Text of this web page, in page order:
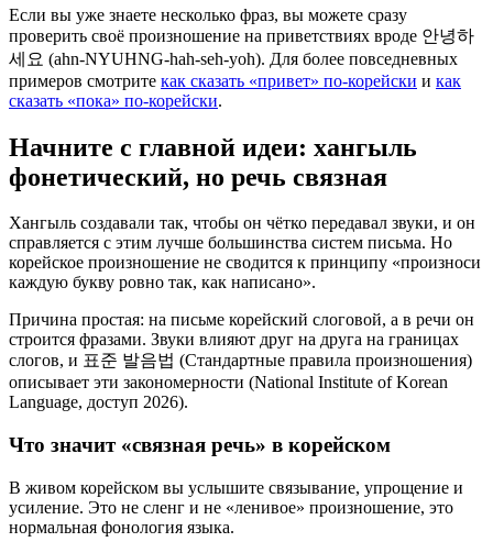
Если вы уже знаете несколько фраз, вы можете сразу
проверить своё произношение на приветствиях вроде 안녕하
세요 (ahn-NYUHNG-hah-seh-yoh). Для более повседневных
примеров смотрите как сказать «привет» по-корейски и как
сказать «пока» по-корейски.
Начните с главной идеи: хангыль
фонетический, но речь связная
Хангыль создавали так, чтобы он чётко передавал звуки, и он
справляется с этим лучше большинства систем письма. Но
корейское произношение не сводится к принципу «произноси
каждую букву ровно так, как написано».
Причина простая: на письме корейский слоговой, а в речи он
строится фразами. Звуки влияют друг на друга на границах
слогов, и 표준 발음법 (Стандартные правила произношения)
описывает эти закономерности (National Institute of Korean
Language, доступ 2026).
Что значит «связная речь» в корейском
В живом корейском вы услышите связывание, упрощение и
усиление. Это не сленг и не «ленивое» произношение, это
нормальная фонология языка.